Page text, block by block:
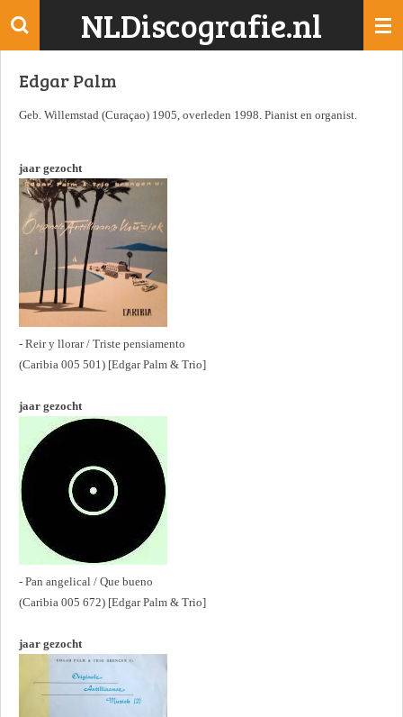
Ga
de
NLDiscografie.nl
Edgar Palm
Geb. Willemstad (Curaçao) 1905, overleden 1998. Pianist en organist.
jaar gezocht
- Reir y llorar / Triste pensiamento
(Caribia 005 501) [Edgar Palm & Trio]
jaar gezocht
- Pan angelical / Que bueno
(Caribia 005 672) [Edgar Palm & Trio]
jaar gezocht